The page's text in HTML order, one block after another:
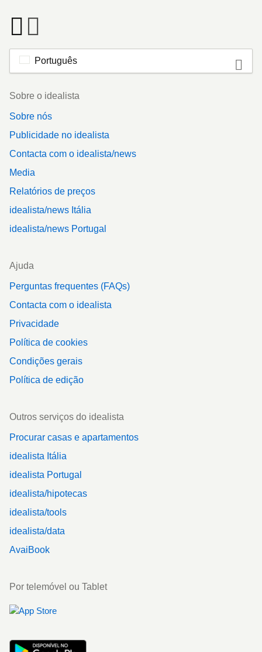
Português
Footer
Sobre o idealista
Sobre nós
Publicidade no idealista
Contacta com o idealista/news
Media
Relatórios de preços
idealista/news Itália
idealista/news Portugal
Ajuda
Perguntas frequentes (FAQs)
Contacta com o idealista
Privacidade
Política de cookies
Condições gerais
Política de edição
Outros serviços do idealista
Procurar casas e apartamentos
idealista Itália
idealista Portugal
idealista/hipotecas
idealista/tools
idealista/data
AvaiBook
Por telemóvel ou Tablet